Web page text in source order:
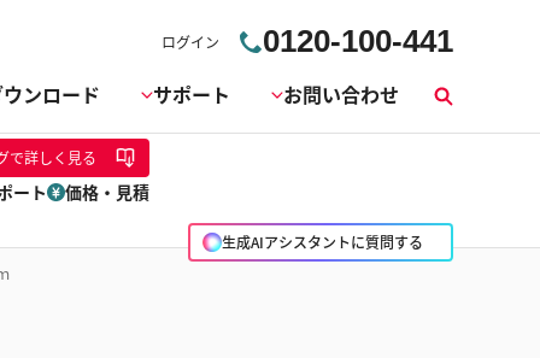
ログイン 0120-100-441
ンロード サポート お問い合わせ
索
生成AIアシスタントに質問する
で詳しく見る
ート 価格・見積